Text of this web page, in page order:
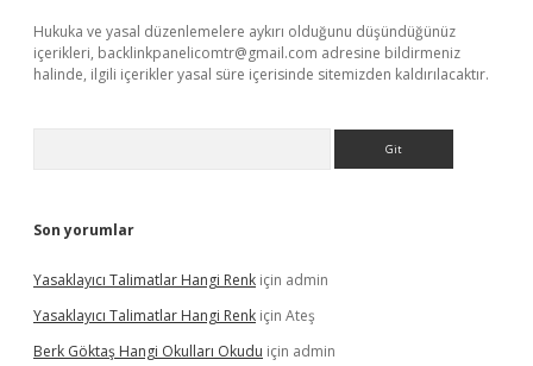
Hukuka ve yasal düzenlemelere aykırı olduğunu düşündüğünüz
içerikleri, backlinkpanelicomtr@gmail.com adresine bildirmeniz
halinde, ilgili içerikler yasal süre içerisinde sitemizden kaldırılacaktır.
Son yorumlar
Yasaklayıcı Talimatlar Hangi Renk için admin
Yasaklayıcı Talimatlar Hangi Renk için Ateş
Berk Göktaş Hangi Okulları Okudu için admin